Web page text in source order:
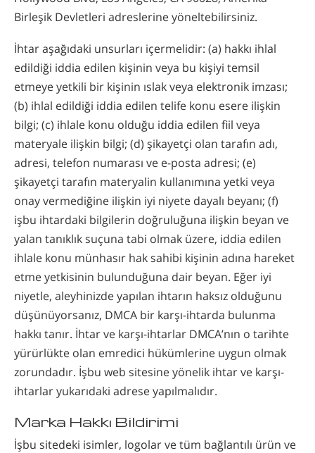
Birleşik Devletleri adreslerine yöneltebilirsiniz.
İhtar aşağıdaki unsurları içermelidir: (a) hakkı ihlal
edildiği iddia edilen kişinin veya bu kişiyi temsil
etmeye yetkili bir kişinin ıslak veya elektronik imzası;
(b) ihlal edildiği iddia edilen telife konu esere ilişkin
bilgi; (c) ihlale konu olduğu iddia edilen fiil veya
materyale ilişkin bilgi; (d) şikayetçi olan tarafın adı,
adresi, telefon numarası ve e-posta adresi; (e)
şikayetçi tarafın materyalin kullanımına yetki veya
onay vermediğine ilişkin iyi niyete dayalı beyanı; (f)
işbu ihtardaki bilgilerin doğruluğuna ilişkin beyan ve
yalan tanıklık suçuna tabi olmak üzere, iddia edilen
ihlale konu münhasır hak sahibi kişinin adına hareket
etme yetkisinin bulunduğuna dair beyan. Eğer iyi
niyetle, aleyhinizde yapılan ihtarın haksız olduğunu
düşünüyorsanız, DMCA bir karşı-ihtarda bulunma
hakkı tanır. İhtar ve karşı-ihtarlar DMCA’nın o tarihte
yürürlükte olan emredici hükümlerine uygun olmak
zorundadır. İşbu web sitesine yönelik ihtar ve karşı-
ihtarlar yukarıdaki adrese yapılmalıdır.
Marka Hakkı Bildirimi
İşbu sitedeki isimler, logolar ve tüm bağlantılı ürün ve